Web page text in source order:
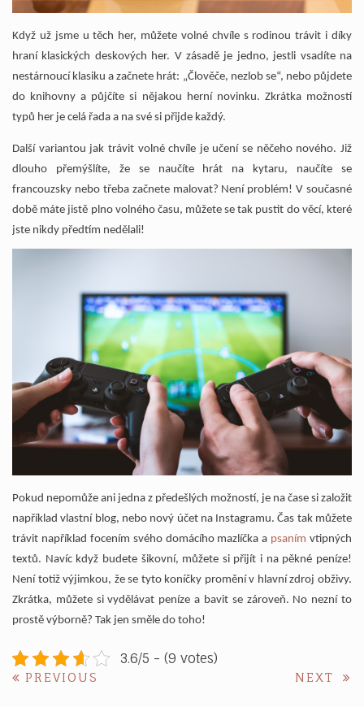
Když už jsme u těch her, můžete volné chvíle s rodinou trávit i díky
hraní klasických deskových her. V zásadě je jedno, jestli vsadíte na
nestárnoucí klasiku a začnete hrát: „Člověče, nezlob se“, nebo půjdete
do knihovny a půjčíte si nějakou herní novinku. Zkrátka možností
typů her je celá řada a na své si přijde každý.
Další variantou jak trávit volné chvíle je učení se něčeho nového. Již
dlouho přemýšlíte, že se naučíte hrát na kytaru, naučíte se
francouzsky nebo třeba začnete malovat? Není problém! V současné
době máte jistě plno volného času, můžete se tak pustit do věcí, které
jste nikdy předtím nedělali!
Pokud nepomůže ani jedna z předešlých možností, je na čase si založit
například vlastní blog, nebo nový účet na Instagramu. Čas tak můžete
trávit například focením svého domácího mazlíčka a psaním vtipných
textů. Navíc když budete šikovní, můžete si přijít i na pěkné peníze!
Není totiž výjimkou, že se tyto koníčky promění v hlavní zdroj obživy.
Zkrátka, můžete si vydělávat peníze a bavit se zároveň. No nezní to
prostě výborně? Tak jen směle do toho!
3.6/5 - (9 votes)
Navigace
PREVIOUS NEXT